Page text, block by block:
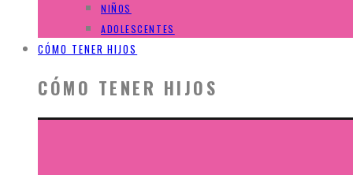
NIÑOS
ADOLESCENTES
CÓMO TENER HIJOS
CÓMO TENER HIJOS